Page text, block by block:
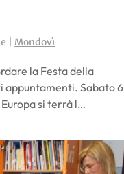
| Mondovì
la Festa della
appuntamenti. Sabato 6
si terrà l…